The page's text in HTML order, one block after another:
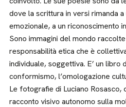
dove la scrittura in versi rimanda
emozionale, a un riconoscimento
Sono immagini del mondo
responsabilità etica che è
individuale, soggettiva. E’ un libro
conformismo, l’omologazione
Le fotografie di Luciano Rosasco,
racconto visivo autonomo sulla